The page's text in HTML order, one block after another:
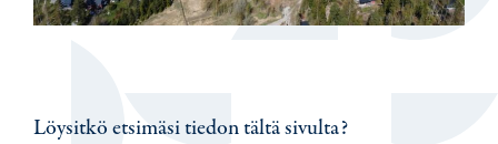
Löysitkö etsimäsi tiedon tältä sivulta?